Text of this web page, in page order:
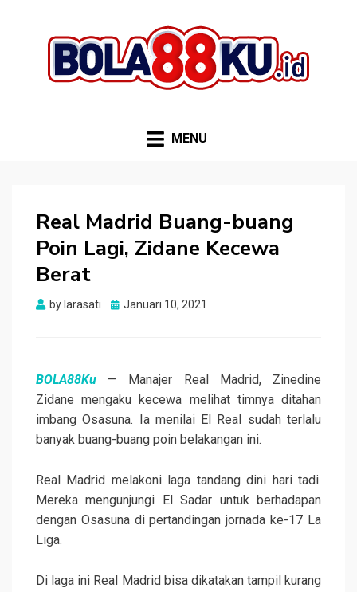
MENU
Real Madrid Buang-buang
Poin Lagi, Zidane Kecewa
Berat
by larasati
Posted
Januari 10, 2021
BOLA88Ku — Manajer Real Madrid, Zinedine
Zidane mengaku kecewa melihat timnya ditahan
imbang Osasuna. Ia menilai El Real sudah terlalu
banyak buang-buang poin belakangan ini.
Real Madrid melakoni laga tandang dini hari tadi.
Mereka mengunjungi El Sadar untuk berhadapan
dengan Osasuna di pertandingan jornada ke-17 La
Liga.
Di laga ini Real Madrid bisa dikatakan tampil kurang